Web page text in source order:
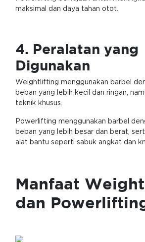
maksimal dan daya tahan otot.
4. Peralatan yang
Digunakan
Weightlifting menggunakan barbel
beban yang lebih kecil dan ringan,
teknik khusus.
Powerlifting menggunakan barbel
beban yang lebih besar dan berat,
alat bantu seperti sabuk angkat dan
Manfaat
dan